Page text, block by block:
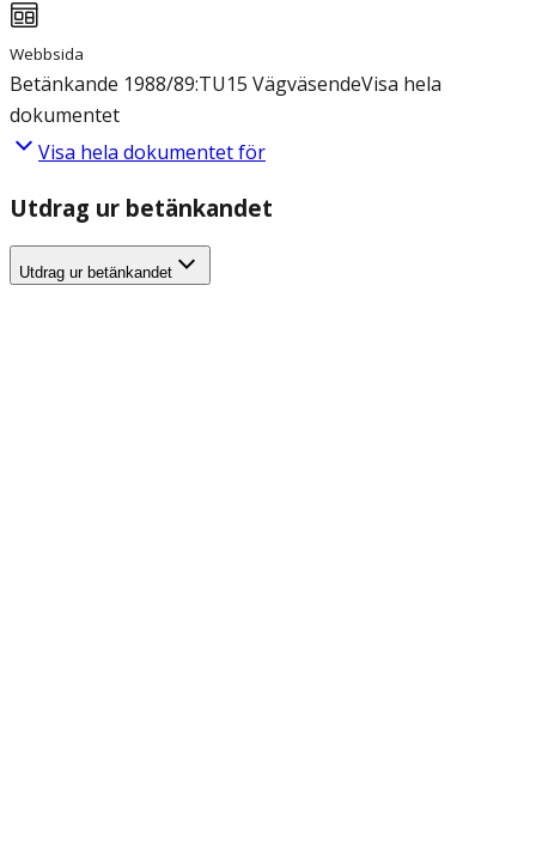
Webbsida
Betänkande 1988/89:TU15 VägväsendeVisa hela
dokumentet
Visa hela dokumentet för
Utdrag ur betänkandet
Utdrag ur betänkandet